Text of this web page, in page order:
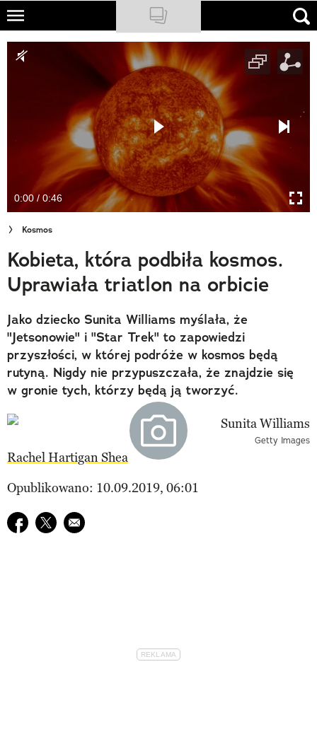
Skip
main
NATIONAL GEOGRAPHIC
Newsletter
Cuda Polski
Wielki Konkurs Fotograficzny
Trendbook Podróżniczy
Polecane
0:00 / 0:46
Kosmos
Kobieta, która podbiła kosmos.
Uprawiała triatlon na orbicie
Jako dziecko Sunita Williams myślała, że
"Jetsonowie" i "Star Trek" to zapowiedzi
przyszłości, w której podróże w kosmos będą
rutyną. Nigdy nie przypuszczała, że znajdzie się
w gronie tych, którzy będą ją tworzyć.
Getty Images
Rachel Hartigan Shea
Opublikowano: 10.09.2019, 06:01
Udostępnij na facebook
Udostępnij na twitter
E-mail do przyjaciela